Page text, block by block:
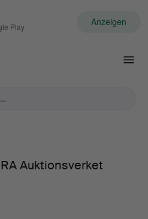
Play Anzeigen
Auktionsverket